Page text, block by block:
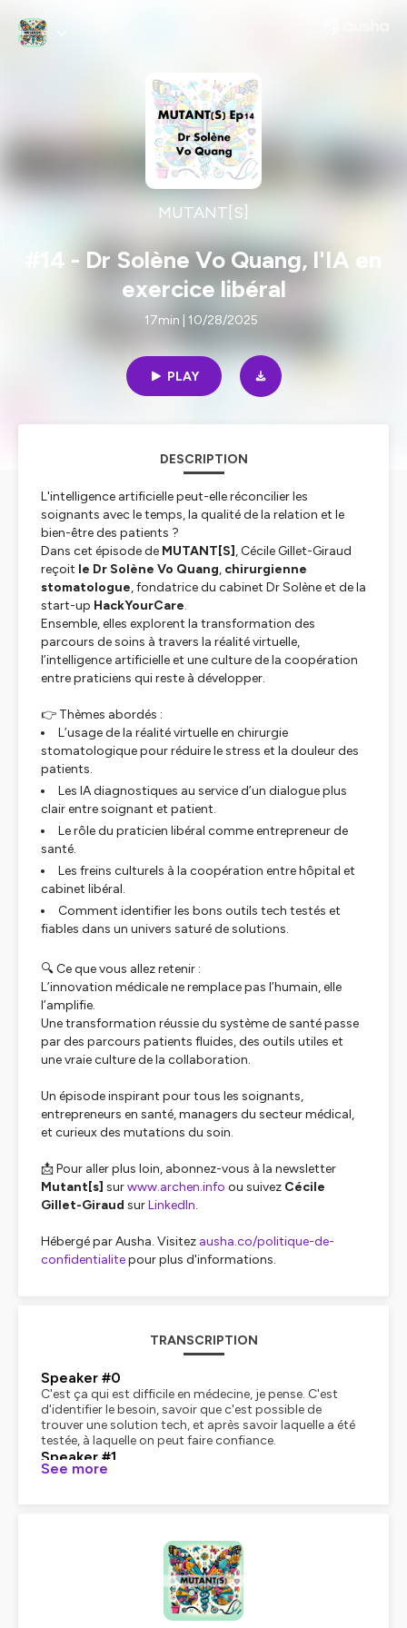
MUTANT[S]
#14 - Dr Solène Vo Quang, l'IA en
exercice libéral
17min | 10/28/2025
PLAY
DESCRIPTION
L'intelligence artificielle peut-elle réconcilier les
soignants avec le temps, la qualité de la relation et le
bien-être des patients ?
Dans cet épisode de MUTANT[S] , Cécile Gillet-Giraud
reçoit le Dr Solène Vo Quang, chirurgienne
stomatologue, fondatrice du cabinet Dr Solèneet de la
start-up HackYourCare.
Ensemble, elles explorent la transformation des
parcours de soins à travers la réalité virtuelle,
l’intelligence artificielle et une culture de la coopération
entre praticiens qui reste à développer.
👉 Thèmes abordés :
L’usage de la réalité virtuelle en chirurgie
stomatologique pour réduire le stress et la douleur des
patients.
Les IA diagnostiques au service d’un dialogue plus
clair entre soignant et patient.
Le rôle du praticien libéral comme entrepreneur de
santé.
Les freins culturels à la coopération entre hôpital et
cabinet libéral.
Comment identifier les bons outils tech testés et
fiables dans un univers saturé de solutions.
🔍 Ce que vous allez retenir :
L’innovation médicale ne remplace pas l’humain, elle
l’amplifie.
Une transformation réussie du système de santé passe
par des parcours patients fluides, des outils utiles et
une vraie culture de la collaboration.
Un épisode inspirant pour tous les soignants,
entrepreneurs en santé, managers du secteur médical,
et curieux des mutations du soin.
📩 Pour aller plus loin, abonnez-vous à la newsletter
Mutant[s] surwww.archen.info ou suivez Cécile
Gillet-Giraud surLinkedIn.
Hébergé par Ausha. Visitez ausha.co/politique-de-
confidentialitepour plus d'informations.
TRANSCRIPTION
Speaker #0
C'est ça qui est difficile en médecine, je pense. C'est
d'identifier le besoin, savoir que c'est possible de
trouver une solution tech, et après savoir laquelle a été
testée, à laquelle on peut faire confiance.
Speaker #1
Bonjour, vous écoutez Mutant. Je suis Cécile Gillet-
leur statu quo et à innover dans leurs habitudes de
travail. Ici, avec chacun de mes invités, Nous
interrogeons un aspect de transformation du monde
de la santé, nous décryptons ses impacts sur la façon
de travailler et nous mettons en lumière le chemin qu'il
See more